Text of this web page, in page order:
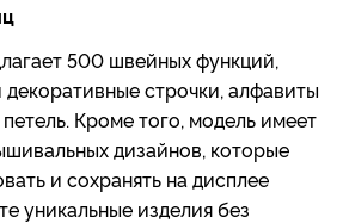
500 швейных функций,
строчки, алфавиты
Кроме того, модель имеет
дизайнов, которые
и сохранять на дисплее
уникальные изделия без